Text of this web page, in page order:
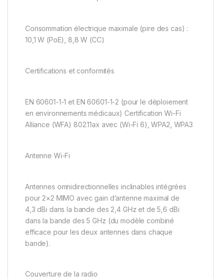
Consommation électrique maximale (pire des cas) :
10,1 W (PoE), 8,8 W (CC)
Certifications et conformités
EN 60601-1-1 et EN 60601-1-2 (pour le déploiement
en environnements médicaux) Certification Wi-Fi
Alliance (WFA) 802.11ax avec (Wi-Fi 6), WPA2, WPA3
Antenne Wi-Fi
Antennes omnidirectionnelles inclinables intégrées
pour 2×2 MIMO avec gain d’antenne maximal de
4,3 dBi dans la bande des 2,4 GHz et de 5,6 dBi
dans la bande des 5 GHz (du modèle combiné
efficace pour les deux antennes dans chaque
bande).
Couverture de la radio